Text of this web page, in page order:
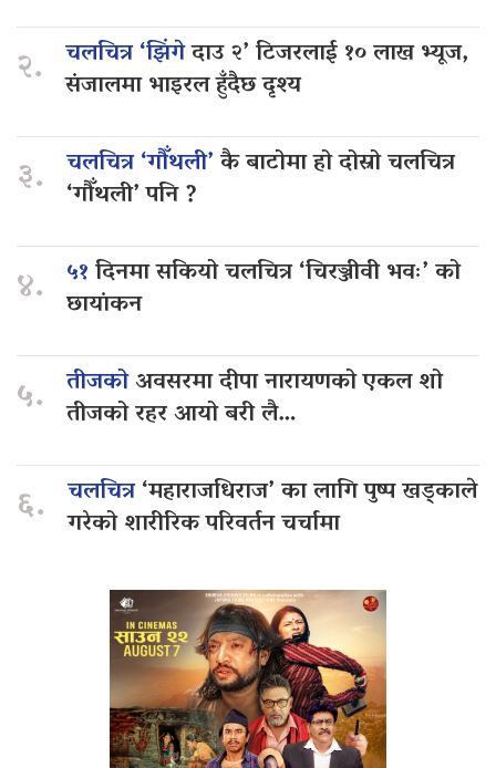
२. चलचित्र ‘झिंगेदाउ २’ टिजरलाई १० लाख भ्यूज,
संजालमा भाइरल हुँदैछ दृश्य
३. चलचित्र ‘गौँथली’कै बाटोमा हो दोस्रो चलचित्र
‘गौँथली’ पनि ?
४. ५१दिनमा सकियो चलचित्र ‘चिरञ्जीवी भवः’ को
छायांकन
५. तीजकोअवसरमा दीपा नारायणको एकल शो
तीजको रहर आयो बरी लै…
६. चलचित्र‘महाराजधिराज’ का लागि पुष्प खड्काले
गरेको शारीरिक परिवर्तन चर्चामा